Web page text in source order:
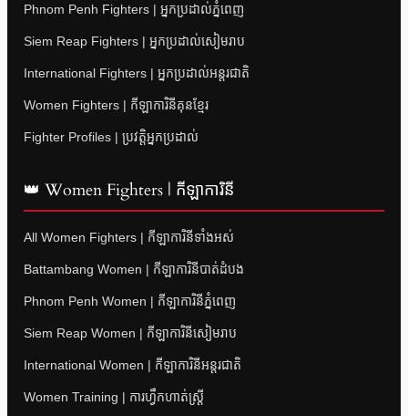
Phnom Penh Fighters | អ្នកប្រដាល់ភ្នំពេញ
Siem Reap Fighters | អ្នកប្រដាល់សៀមរាប
International Fighters | អ្នកប្រដាល់អន្តរជាតិ
Women Fighters | កីឡាការិនីគុនខ្មែរ
Fighter Profiles | ប្រវត្តិអ្នកប្រដាល់
👑 Women Fighters | កីឡាការិនី
All Women Fighters | កីឡាការិនីទាំងអស់
Battambang Women | កីឡាការិនីបាត់ដំបង
Phnom Penh Women | កីឡាការិនីភ្នំពេញ
Siem Reap Women | កីឡាការិនីសៀមរាប
International Women | កីឡាការិនីអន្តរជាតិ
Women Training | ការហ្វឹកហាត់ស្ត្រី